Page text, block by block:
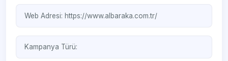
Web Adresi: https://www.albaraka.com.tr/
Kampanya Türü: